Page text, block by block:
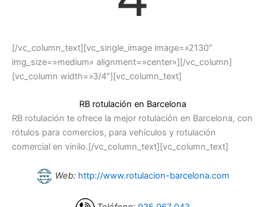
[/vc_column_text][vc_single_image image=»2130″
img_size=»medium» alignment=»center»][/vc_column]
[vc_column width=»3/4″][vc_column_text]
RB rotulación en Barcelona
RB rotulación te ofrece la mejor rotulación en Barcelona, con
rótulos para comercios, para vehículos y rotulación
comercial en vinilo.[/vc_column_text][vc_column_text]
Web: http://www.rotulacion-barcelona.com